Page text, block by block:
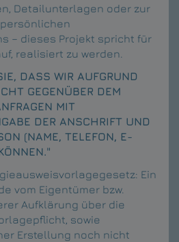
Detailunterlagen oder zur
– dieses Projekt spricht für
realisiert zu werden.
DASS WIR AUFGRUND
GEGENÜBER DEM
MIT
DER ANSCHRIFT UND
(NAME, TELEFON, E-
Ein
vom Eigentümer bzw.
Aufklärung über die
sowie
Erstellung noch nicht